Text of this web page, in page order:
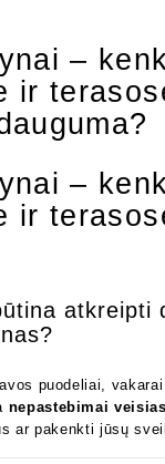
–
ir
–
ir
atkreipti
puodeliai,
nepastebimai
ar pakenkti jūsų